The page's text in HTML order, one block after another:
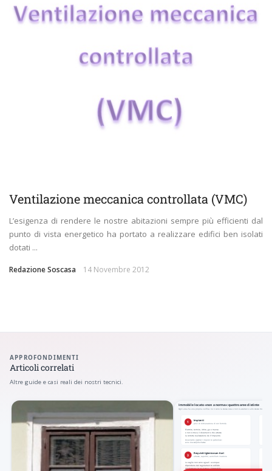
Ventilazione meccanica controllata (VMC)
L’esigenza di rendere le nostre abitazioni sempre più efficienti dal
punto di vista energetico ha portato a realizzare edifici ben isolati
dotati ...
Redazione Soscasa 14 Novembre 2012
APPROFONDIMENTI
Articoli correlati
Altre guide e casi reali dei nostri tecnici.